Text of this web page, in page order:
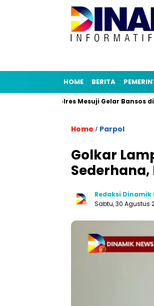
HOME BERITA
Polres Mesuji Gelar Bansos di
Home / Parpol
Golkar
Redaksi Dinamik
Sabtu, 30 Agustus